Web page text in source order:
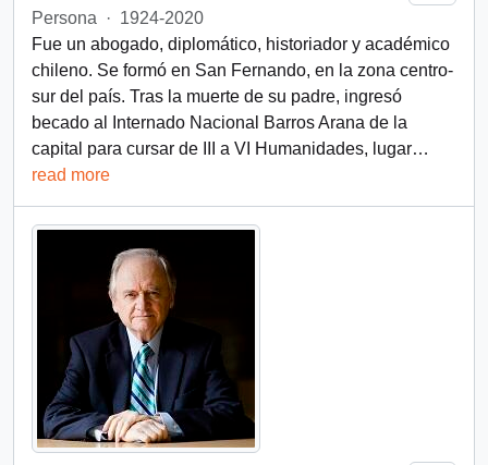
Persona
· 1924-2020
Fue un abogado, diplomático, historiador y académico
chileno. Se formó en San Fernando, en la zona centro-
sur del país. Tras la muerte de su padre, ingresó
becado al Internado Nacional Barros Arana de la
capital para cursar de III a VI Humanidades, lugar…
read more